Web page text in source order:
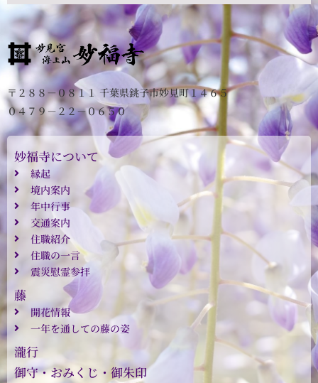
〒２８８－０８１１ 千葉県銚子市妙見町１４６５
０４７９－２２－０６５０
妙福寺について
縁起
境内案内
年中行事
交通案内
住職紹介
住職の一言
震災慰霊参拝
藤
開花情報
一年を通しての藤の姿
瀧行
御守・おみくじ・御朱印